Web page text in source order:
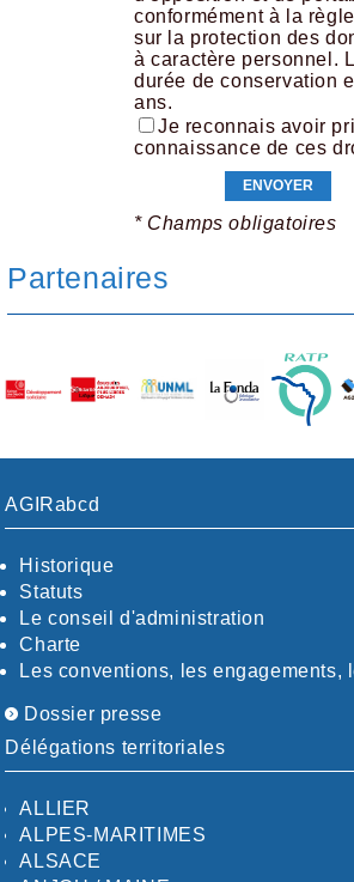
conformément à la
sur la protection des
à caractère personnel.
durée de conservation
ans.
Je reconnais avoir
connaissance de ces
* Champs obligatoires
Partenaires
AGIRabcd
Historique
Statuts
Le conseil d'administration
Charte
Les conventions, les engagements,
Dossier presse
Délégations territoriales
ALLIER
ALPES-MARITIMES
ALSACE